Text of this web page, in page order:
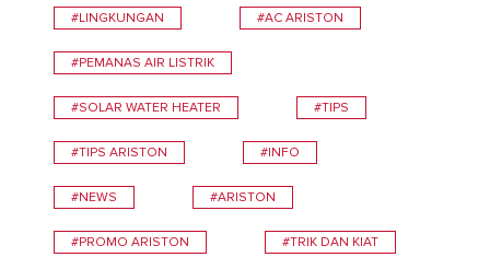
#LINGKUNGAN #AC ARISTON
#PEMANAS AIR LISTRIK
#SOLAR WATER HEATER #TIPS
#TIPS ARISTON #INFO
#NEWS #ARISTON
#PROMO ARISTON #TRIK DAN KIAT